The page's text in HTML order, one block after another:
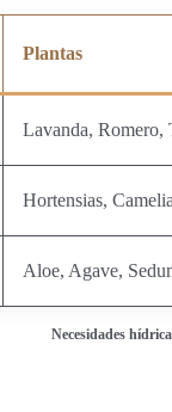
Necesidades
Plantas
Lavanda, Romero,
Hortensias,
Aloe, Agave,